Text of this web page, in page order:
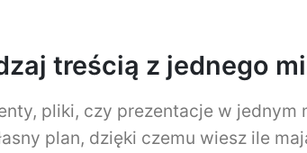
treścią z jednego
pliki, czy prezentacje w jednym
plan, dzięki czemu wiesz ile